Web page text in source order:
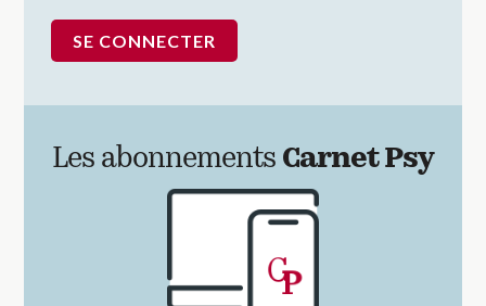
Les abonnements Carnet Psy